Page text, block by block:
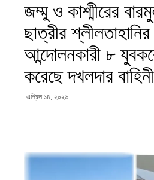
||
আল-
জম্মু ও কাশ্মীরের
ছাত্রীর
আন্দোলনকারী ৮
করেছে দখলদার বাহিনী
এপ্রিল ১৪, ২০২৬